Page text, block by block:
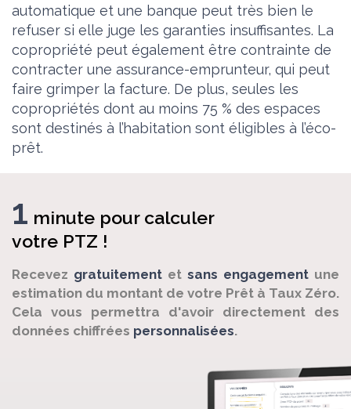
automatique et une banque peut très bien le
refuser si elle juge les garanties insuffisantes. La
copropriété peut également être contrainte de
contracter une assurance-emprunteur, qui peut
faire grimper la facture. De plus, seules les
copropriétés dont au moins 75 % des espaces
sont destinés à l’habitation sont éligibles à l’éco-
prêt.
1 minute pour calculer
votre PTZ !
Recevez gratuitement et sans engagement une
estimation du montant de votre Prêt à Taux Zéro.
Cela vous permettra d'avoir directement des
données chiffrées personnalisées.